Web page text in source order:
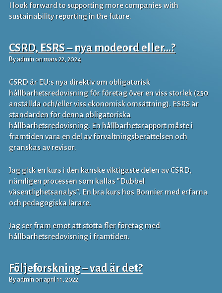
I look forward to supporting more companies with
sustainability reporting in the future.
CSRD, ESRS – nya modeord eller…?
By admin on mars 22, 2024
CSRD är EU:s nya direktiv om obligatorisk
hållbarhetsredovisning för företag över en viss storlek (250
anställda och/eller viss ekonomisk omsättning). ESRS är
standarden för denna obligatoriska
hållbarhetsredovisning. En hållbarhetsrapport måste i
framtiden vara en del av förvaltningsberättelsen och
granskas av revisor.
Jag gick en kurs i den kanske viktigaste delen av CSRD,
nämligen processen som kallas ”Dubbel
väsentlighetsanalys”. En bra kurs hos Bonnier med erfarna
och pedagogiska lärare.
Jag ser fram emot att stötta fler företag med
hållbarhetsredovisning i framtiden.
Följeforskning – vad är det?
By admin on april 11, 2022